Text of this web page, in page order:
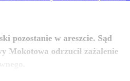
pozostanie w areszcie. Sąd
Mokotowa odrzucił zażalenie
zobacz więcej